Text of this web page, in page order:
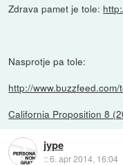
Zdrava pamet je tole:
Nasprotje pa tole:
http://
California Proposition 8
jype
::6. apr 2014, 16:04